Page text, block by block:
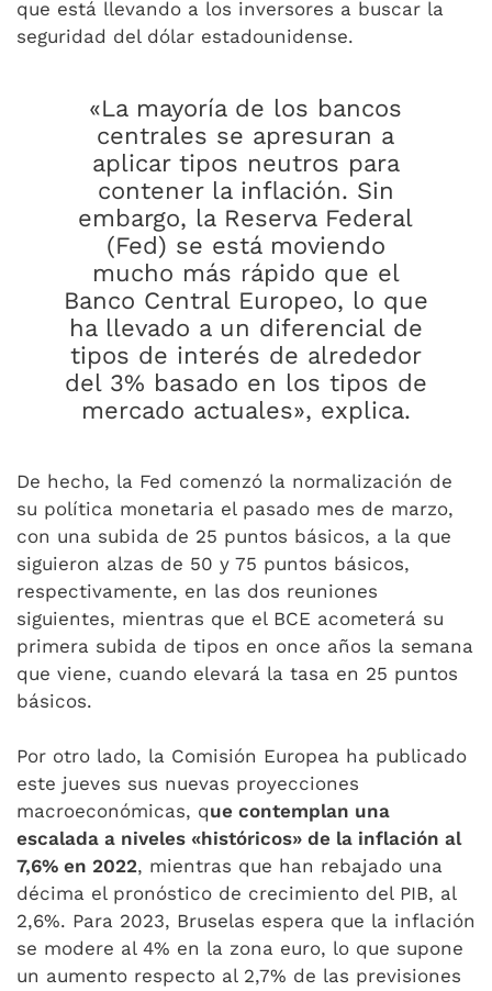
que está llevando a los inversores a buscar la
seguridad del dólar estadounidense.
«La mayoría de los bancos
centrales se apresuran a
aplicar tipos neutros para
contener la inflación. Sin
embargo, la Reserva Federal
(Fed) se está moviendo
mucho más rápido que el
Banco Central Europeo, lo que
ha llevado a un diferencial de
tipos de interés de alrededor
del 3% basado en los tipos de
mercado actuales», explica.
De hecho, la Fed comenzó la normalización de
su política monetaria el pasado mes de marzo,
con una subida de 25 puntos básicos, a la que
siguieron alzas de 50 y 75 puntos básicos,
respectivamente, en las dos reuniones
siguientes, mientras que el BCE acometerá su
primera subida de tipos en once años la semana
que viene, cuando elevará la tasa en 25 puntos
básicos.
Por otro lado, la Comisión Europea ha publicado
este jueves sus nuevas proyecciones
macroeconómicas, que contemplan una
escalada a niveles «históricos» de la inflación al
7,6% en 2022, mientras que han rebajado una
décima el pronóstico de crecimiento del PIB, al
2,6%. Para 2023, Bruselas espera que la inflación
se modere al 4% en la zona euro, lo que supone
un aumento respecto al 2,7% de las previsiones